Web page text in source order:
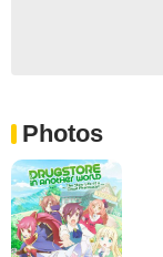
Photos